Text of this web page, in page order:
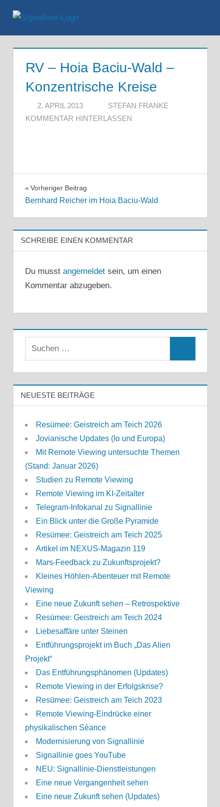
Inhalt
springen
RV – Hoia Baciu-Wald –
Konzentrische Kreise
2. APRIL 2013
STEFAN FRANKE
KOMMENTAR HINTERLASSEN
Beitragsnavigation
Vorheriger Beitrag
Bernhard Reicher im Hoia Baciu-Wald
SCHREIBE EINEN KOMMENTAR
Du musst angemeldetsein, um einen
Kommentar abzugeben.
NEUESTE BEITRÄGE
Resümee: Geistreich am Teich 2026
Jovianische Updates (Io und Europa)
Mit Remote Viewing untersuchte Themen
(Stand: Januar 2026)
Studien zu Remote Viewing
Remote Viewing im KI-Zeitalter
Telegram-Infokanal zu Signallinie
Ein Blick unter die Große Pyramide
Resümee: Geistreich am Teich 2025
Artikel im NEXUS-Magazin 119
Mars-Feedback zu Zukunftsprojekt?
Kleines Höhlen-Abenteuer mit Remote
Viewing
Eine neue Zukunft sehen – Retrospektive
Resümee: Geistreich am Teich 2024
Liebesaffäre unter Steinen
Entführungsprojekt im Buch „Das Alien
Projekt“
Das Entführungsphänomen (Updates)
Remote Viewing in der Erfolgskrise?
Resümee: Geistreich am Teich 2023
Remote Viewing-Eindrücke einer
physikalischen Séance
Modernisierung von Signallinie
Signallinie goes YouTube
NEU: Signallinie-Dienstleistungen
Eine neue Vergangenheit sehen
Eine neue Zukunft sehen (Updates)